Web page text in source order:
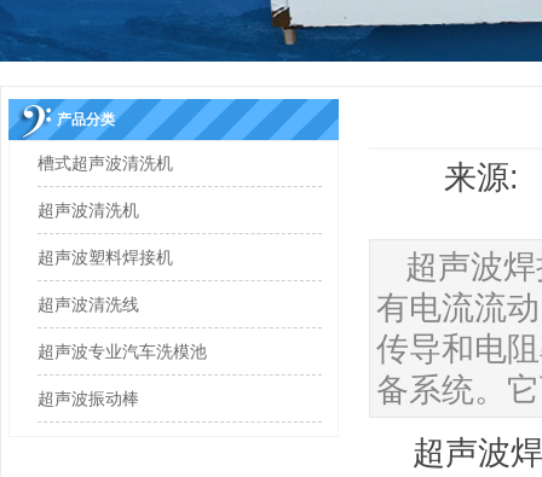
产品分类
槽式超声波清洗机
超声波清洗机
超声波塑料焊接机
超声波清洗线
超声波专业汽车洗模池
超声波振动棒
来源:
超声波
有电流流
传导和电
备系统。
超声波